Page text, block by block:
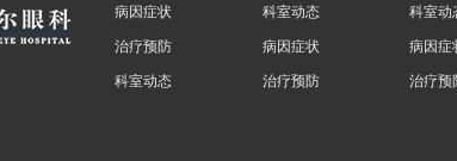
病因症状
治疗预防
科室动态
科室动态
病因症状
治疗预防
科室动
病因症
治疗预